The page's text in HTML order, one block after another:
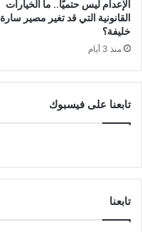
الإعدام ليس حتميًا.. ما الخيارات
القانونية التي قد تغير مصير سارة
خليفة؟
منذ 3 أيام
تابعنا على فيسبوك
تابعنا